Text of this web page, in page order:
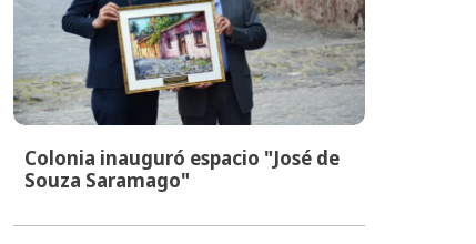
Colonia inauguró espacio "José de
Souza Saramago"